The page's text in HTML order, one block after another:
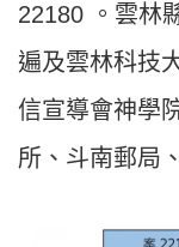
22180 。雲林
遍及雲林科技
信宣導會神學
所、斗南郵局